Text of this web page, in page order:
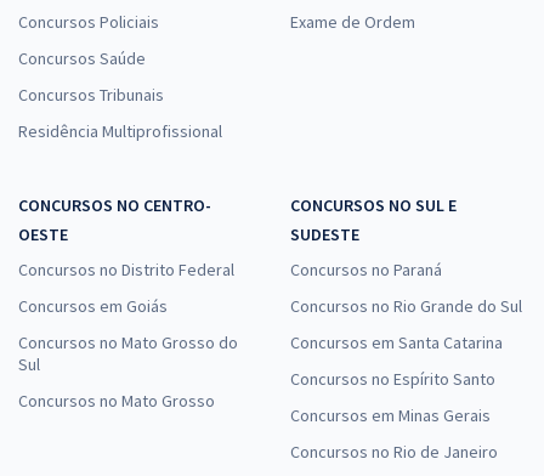
Concursos Policiais
Concursos Saúde
Concursos Tribunais
Residência Multiprofissional
Exame de Ordem
CONCURSOS NO CENTRO-
OESTE
Concursos no Distrito Federal
Concursos em Goiás
Concursos no Mato Grosso do
Sul
Concursos no Mato Grosso
CONCURSOS NO SUL E
SUDESTE
Concursos no Paraná
Concursos no Rio Grande do Sul
Concursos em Santa Catarina
Concursos no Espírito Santo
Concursos em Minas Gerais
Concursos no Rio de Janeiro